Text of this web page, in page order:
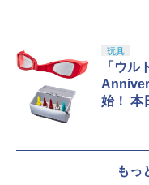
玩具
「ウル
始！ 本
もっ